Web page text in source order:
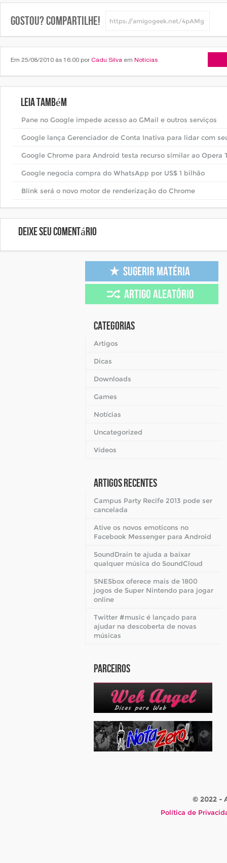
Gostou? Compartilhe!
Em 25/08/2010 às 16:00 por Cadu Silva em Notícias
Leia também
Pane no Google impede acesso ao GMail e outros serviços
Google lança Gerenciador de Conta Inativa para lidar com
Google Chrome para Android testa recurso similar ao Opera
Google negocia compra do WhatsApp por US$ 1 bilhão
Blink será o novo motor de renderização do Chrome
Deixe seu comentário
Categorias
Artigos
Dicas
Downloads
Games
Notícias
Uncategorized
Vídeos
Artigos Recentes
Campus Party Recife 2013 pode ser
cancelada
Ative os novos emoticons no
Facebook Messenger para Android
SoundDrain te ajuda a baixar
qualquer música do SoundCloud
SNESbox oferece mais de 1800
jogos de Super Nintendo para jogar
online
Twitter #music é lançado para
ajudar na descoberta de novas
músicas
Parceiros
© 2022 -
Política de